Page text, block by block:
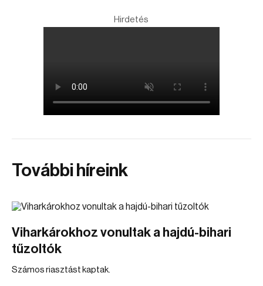
Hirdetés
További híreink
Viharkárokhoz vonultak a hajdú-bihari
tűzoltók
Számos riasztást kaptak.